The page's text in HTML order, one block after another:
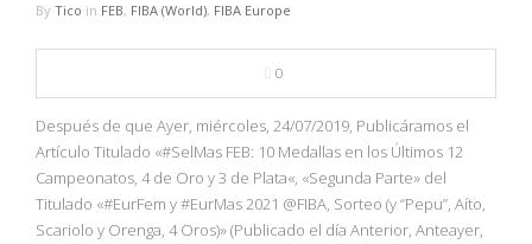
OTROS
NBA
MULTIMEDIA
By Tico in FEB, FIBA (World), FIBA Europe
0
Después de que Ayer, miércoles, 24/07/2019, Publicáramos el
Artículo Titulado «#SelMas FEB: 10 Medallas en los Últimos 12
Campeonatos, 4 de Oro y 3 de Plata«, «Segunda Parte» del
Titulado «#EurFem y #EurMas 2021 @FIBA, Sorteo (y “Pepu”, Aíto,
Scariolo y Orenga, 4 Oros)» (Publicado el día Anterior, Anteayer,